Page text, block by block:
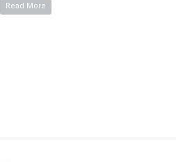
Read More